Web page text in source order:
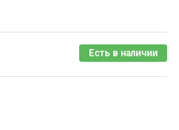
Есть в наличии